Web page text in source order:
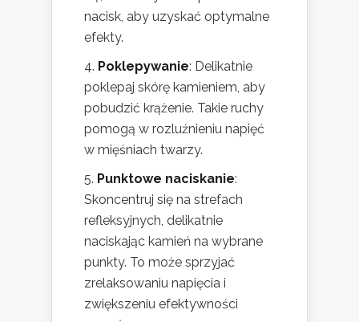
nacisk, aby uzyskać optymalne
efekty.
4. Poklepywanie: Delikatnie
poklepaj skórę kamieniem, aby
pobudzić krążenie. Takie ruchy
pomogą w rozluźnieniu napięć
w mięśniach twarzy.
5. Punktowe naciskanie:
Skoncentruj się na strefach
refleksyjnych, delikatnie
naciskając kamień na wybrane
punkty. To może sprzyjać
zrelaksowaniu napięcia i
zwiększeniu efektywności